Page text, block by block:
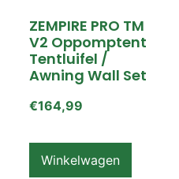
ZEMPIRE PRO TM
V2 Oppomptent
Tentluifel /
Awning Wall Set
€164,99
Winkelwagen